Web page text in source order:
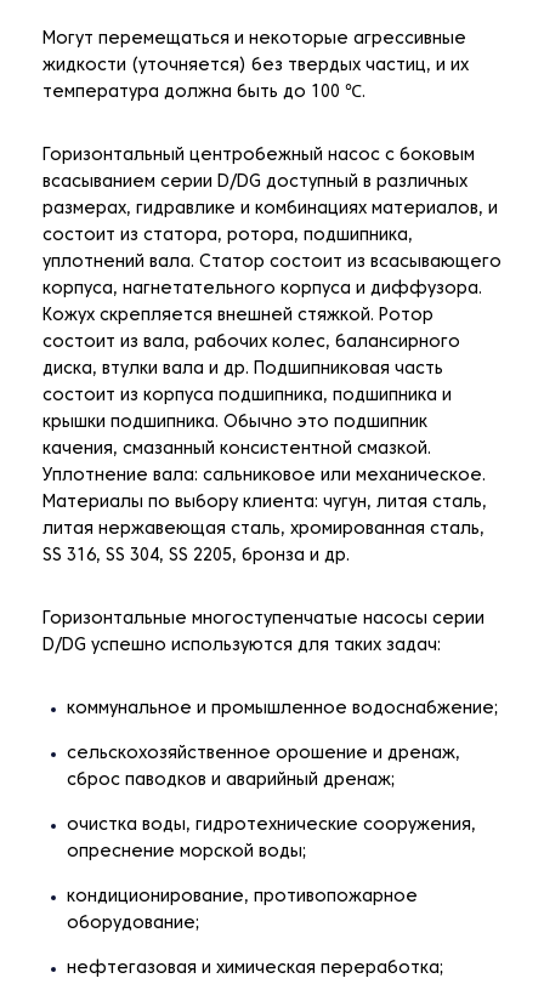
Могут перемещаться и некоторые агрессивные
жидкости (уточняется) без твердых частиц, и их
температура должна быть до 100 ℃.
Горизонтальный центробежный насос с боковым
всасыванием серии D/DG доступный в различных
размерах, гидравлике и комбинациях материалов, и
состоит из статора, ротора, подшипника,
уплотнений вала. Статор состоит из всасывающего
корпуса, нагнетательного корпуса и диффузора.
Кожух скрепляется внешней стяжкой. Ротор
состоит из вала, рабочих колес, балансирного
диска, втулки вала и др. Подшипниковая часть
состоит из корпуса подшипника, подшипника и
крышки подшипника. Обычно это подшипник
качения, смазанный консистентной смазкой.
Уплотнение вала: сальниковое или механическое.
Материалы по выбору клиента: чугун, литая сталь,
литая нержавеющая сталь, хромированная сталь,
SS 316, SS 304, SS 2205, бронза и др.
Горизонтальные многоступенчатые насосы серии
D/DG успешно используются для таких задач:
коммунальное и промышленное водоснабжение;
сельскохозяйственное орошение и дренаж,
сброс паводков и аварийный дренаж;
очистка воды, гидротехнические сооружения,
опреснение морской воды;
кондиционирование, противопожарное
оборудование;
нефтегазовая и химическая переработка;